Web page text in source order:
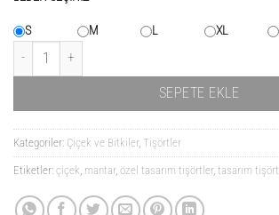
S M L XL
Çiçekler ve Kadın 02 adet
SEPETE EKLE
Kategoriler: Çiçek ve Bitkiler, Tişörtler
Etiketler: çiçek, mantar, özel tasarım tişörtler, tasarım tişört